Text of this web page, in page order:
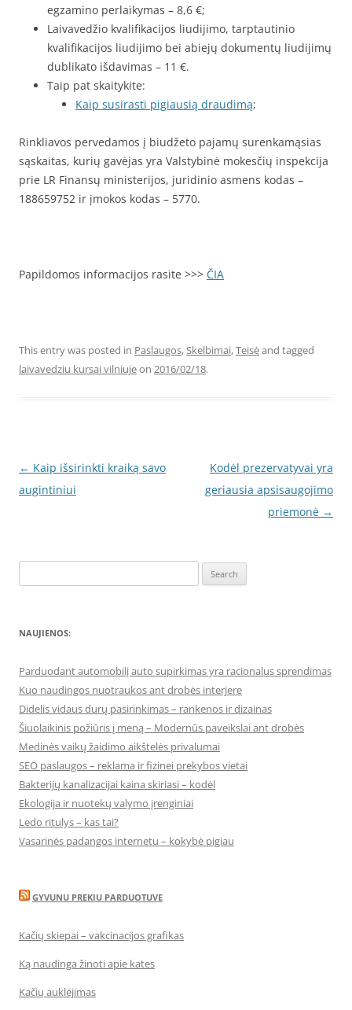
egzamino perlaikymas – 8,6 €;
Laivavedžio kvalifikacijos liudijimo, tarptautinio
kvalifikacijos liudijimo bei abiejų dokumentų liudijimų
dublikato išdavimas – 11 €.
Taip pat skaitykite:
Kaip susirasti pigiausią draudimą;
Rinkliavos pervedamos į biudžeto pajamų surenkamąsias
sąskaitas, kurių gavėjas yra Valstybinė mokesčių inspekcija
prie LR Finansų ministerijos, juridinio asmens kodas –
188659752 ir įmokos kodas – 5770.
Papildomos informacijos rasite >>> ČIA
This entry was posted in Paslaugos,Skelbimai,Teisėand tagged
laivavedziu kursai vilniujeon 2016/02/18.
Post
navigation
← Kaip išsirinkti kraiką savo
augintiniui
Kodėl prezervatyvai yra
geriausia apsisaugojimo
priemonė →
for:
NAUJIENOS:
Parduodant automobilį auto supirkimas yra racionalus sprendimas
Kuo naudingos nuotraukos ant drobės interjere
Didelis vidaus durų pasirinkimas – rankenos ir dizainas
Šiuolaikinis požiūris į meną – Modernūs paveikslai ant drobės
Medinės vaikų žaidimo aikštelės privalumai
SEO paslaugos – reklama ir fizinei prekybos vietai
Bakterijų kanalizacijai kaina skiriasi – kodėl
Ekologija ir nuotekų valymo įrenginiai
Ledo ritulys – kas tai?
Vasarinės padangos internetu – kokybė pigiau
GYVUNU PREKIU PARDUOTUVE
Kačių skiepai – vakcinacijos grafikas
Ką naudinga žinoti apie kates
Kačių auklėjimas